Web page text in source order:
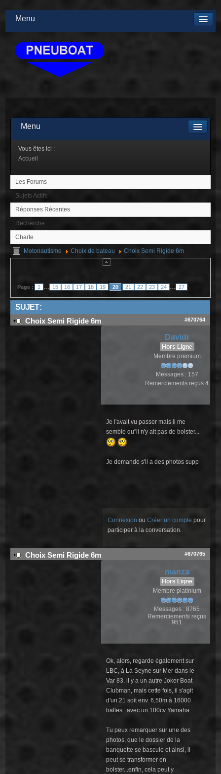
Menu
Menu
Vous êtes ici :
Accueil
Les Forums
Sujets Actifs
Réponses Récentes
Recherche
Charte
Motonautisme
Choix de bateau Choix Semi Rigide 6m
Page : 1 ... 15 16 17 18 19 20 21 22 23 24 ... 27
SUJET :
Choix Semi Rigide 6m #670764
Davidr
Hors Ligne
Membre premium
Messages : 157
Remerciements reçus 4
Je l'avait vu passer mais il me
semble qu"il n'y ait pas de bolster...
Je demande s'il a des photos supp
Connexion ouCréer un compte pour
participer à la conversation.
Choix Semi Rigide 6m #670765
manza
Hors Ligne
Membre platinium
Messages : 8765
Remerciements reçus
951
Ok, alors, regarde également sur
LBC, à La Seyne sur Mer dans le
Var 83, il y a un autre Joker Boat
Clubman, mais cette fois, il s'agit
d'un 21 soit env. 6,50m à 16000
balles...avec un 100cv Yamaha.
Tu peux remarquer sur une des
photos, que le dossier de la
banquette se bascule et ainsi, il
peut se transformer en
bolster...enfin, cela peut y